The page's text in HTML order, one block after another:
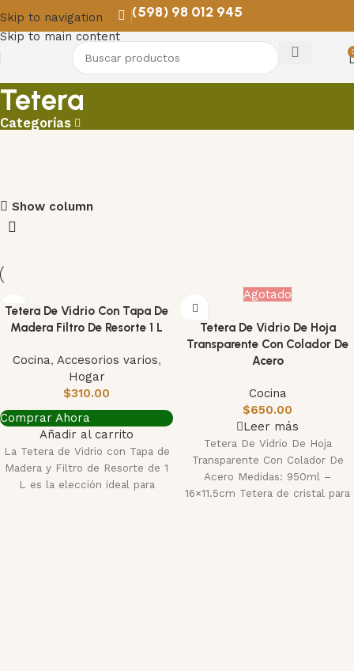
Skip to navigation
Skip to main content
(598) 98 012 945
Tetera
Categorías
Show column
Tetera De Vidrio Con Tapa De
Madera Filtro De Resorte 1 L
Cocina, Accesorios varios,
Hogar
$310.00
Comprar Ahora
Añadir al carrito
La Tetera de Vidrio con Tapa de
Madera y Filtro de Resorte de 1
L es la elección ideal para
Agotado
Tetera De Vidrio De Hoja
Transparente Con Colador De
Acero
Cocina
$650.00
Leer más
Tetera De Vidrio De Hoja
Transparente Con Colador De
Acero Medidas: 950ml –
16×11.5cm Tetera de cristal para